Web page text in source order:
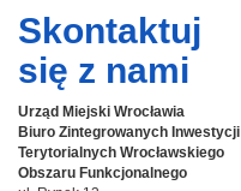
Skontaktuj
się z nami
Urząd Miejski Wrocławia
Biuro Zintegrowanych Inwestycji
Terytorialnych Wrocławskiego
Obszaru Funkcjonalnego